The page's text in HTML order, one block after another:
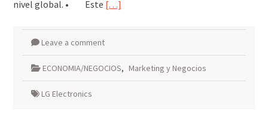
nivel global. • Este […]
Leave a comment
ECONOMIA/NEGOCIOS, Marketing y Negocios
LG Electronics